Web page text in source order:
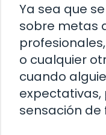
Ya sea que
sobre metas
o cualquier
cuando
expectativas,
sensación de